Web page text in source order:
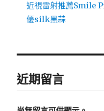
近視雷射推薦Smile
優silk黑蒜
近期留言